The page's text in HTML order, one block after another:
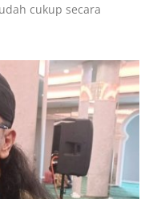
cukup secara